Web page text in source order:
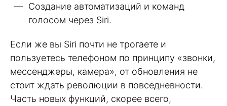
Создание автоматизаций и команд
голосом через Siri.
Если же вы Siri почти не трогаете и
пользуетесь телефоном по принципу «звонки,
мессенджеры, камера», от обновления не
стоит ждать революции в повседневности.
Часть новых функций, скорее всего,